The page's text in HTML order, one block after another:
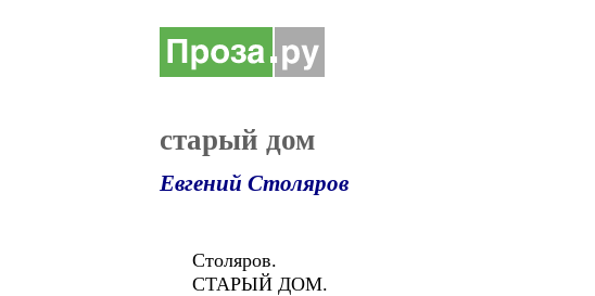
старый дом
Евгений Столяров
Столяров.
СТАРЫЙ ДОМ.